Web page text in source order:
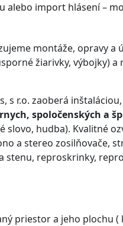
alebo import hlásení –
montáže, opravy a
žiarivky, výbojky) a
s r.o. zaoberá
spoločenských a
slovo, hudba). Kvalitné
a stereo zosilňovače,
reproskrinky,
priestor a jeho plochu